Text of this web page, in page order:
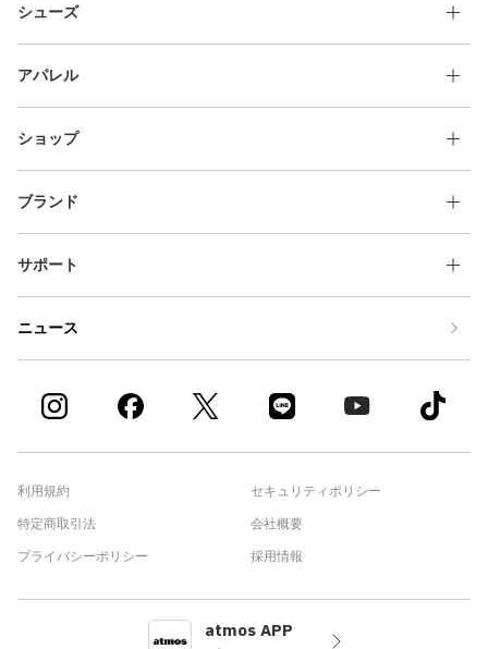
シューズ
アパレル
ショップ
ブランド
サポート
ニュース
利用規約
特定商取引法
プライバシーポリシー
セキュリティポリシー
会社概要
採用情報
atmos APP